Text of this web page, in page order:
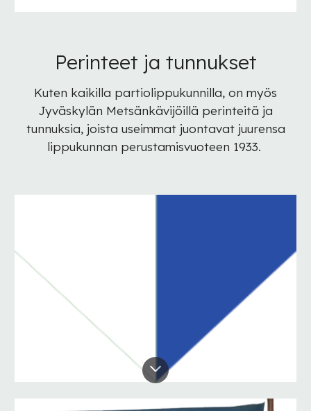
Perinteet ja tunnukset
Kuten kaikilla partiolippukunnilla, on myös
Jyväskylän Metsänkävijöillä perinteitä ja
tunnuksia, joista useimmat juontavat juurensa
lippukunnan perustamisvuoteen 1933.